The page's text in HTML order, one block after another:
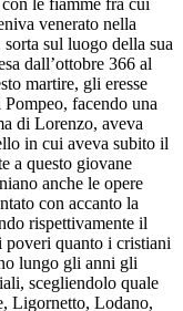
venerato nella
sul luogo della sua
dall’ottobre 366 al
martire, gli eresse
facendo una
di Lorenzo, aveva
in cui aveva subito il
a questo giovane
anche le opere
con accanto la
rispettivamente il
quanto i cristiani
lungo gli anni gli
scegliendolo quale
Ligornetto, Lodano,